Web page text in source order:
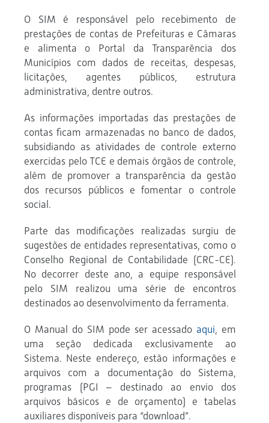
O SIM é responsável pelo recebimento de
prestações de contas de Prefeituras e Câmaras
e alimenta o Portal da Transparência dos
Municípios com dados de receitas, despesas,
licitações, agentes públicos, estrutura
administrativa, dentre outros.
As informações importadas das prestações de
contas ficam armazenadas no banco de dados,
subsidiando as atividades de controle externo
exercidas pelo TCE e demais órgãos de controle,
além de promover a transparência da gestão
dos recursos públicos e fomentar o controle
social.
Parte das modificações realizadas surgiu de
sugestões de entidades representativas, como o
Conselho Regional de Contabilidade (CRC-CE).
No decorrer deste ano, a equipe responsável
pelo SIM realizou uma série de encontros
destinados ao desenvolvimento da ferramenta.
O Manual do SIM pode ser acessado aqui, em
uma seção dedicada exclusivamente ao
Sistema. Neste endereço, estão informações e
arquivos com a documentação do Sistema,
programas (PGI – destinado ao envio dos
arquivos básicos e de orçamento) e tabelas
auxiliares disponíveis para “download”.